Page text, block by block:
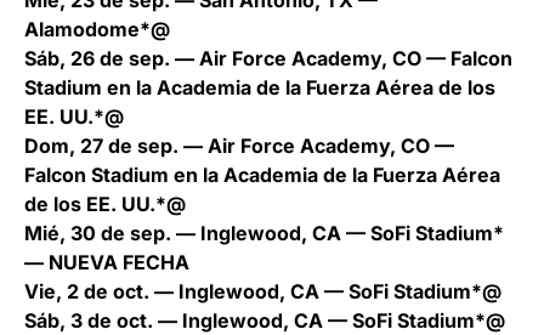
Alamodome*@
Sáb, 26 de sep. — Air Force Academy, CO — Falcon
Stadium en la Academia de la Fuerza Aérea de los
EE. UU.*@
Dom, 27 de sep. — Air Force Academy, CO —
Falcon Stadium en la Academia de la Fuerza Aérea
de los EE. UU.*@
Mié, 30 de sep. — Inglewood, CA — SoFi Stadium*
— NUEVA FECHA
Vie, 2 de oct. — Inglewood, CA — SoFi Stadium*@
Sáb, 3 de oct. — Inglewood, CA — SoFi Stadium*@